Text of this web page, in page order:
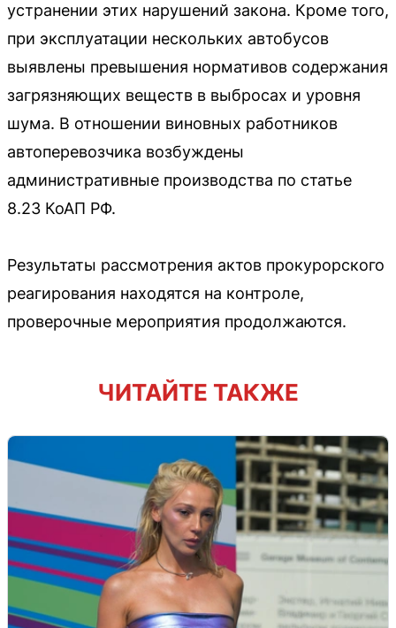
устранении этих нарушений закона. Кроме того,
при эксплуатации нескольких автобусов
выявлены превышения нормативов содержания
загрязняющих веществ в выбросах и уровня
шума. В отношении виновных работников
автоперевозчика возбуждены
административные производства по статье
8.23 КоАП РФ.
Результаты рассмотрения актов прокурорского
реагирования находятся на контроле,
проверочные мероприятия продолжаются.
ЧИТАЙТЕ ТАКЖЕ